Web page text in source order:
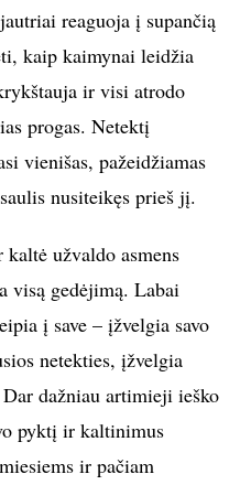
reaguoja į supančią
kaip kaimynai leidžia
ir visi atrodo
progas. Netektį
vienišas, pažeidžiamas
nusiteikęs prieš jį.
užvaldo asmens
visą gedėjimą. Labai
į save – įžvelgia savo
netekties, įžvelgia
dažniau artimieji ieško
pyktį ir kaltinimus
ir pačiam